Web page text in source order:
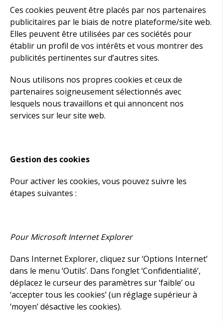
Ces cookies peuvent être placés par nos partenaires
publicitaires par le biais de notre plateforme/site web.
Elles peuvent être utilisées par ces sociétés pour
établir un profil de vos intérêts et vous montrer des
publicités pertinentes sur d’autres sites.
Nous utilisons nos propres cookies et ceux de
partenaires soigneusement sélectionnés avec
lesquels nous travaillons et qui annoncent nos
services sur leur site web.
Gestion des cookies
Pour activer les cookies, vous pouvez suivre les
étapes suivantes :
Pour Microsoft Internet Explorer
Dans Internet Explorer, cliquez sur ‘Options Internet’
dans le menu ‘Outils’. Dans l’onglet ‘Confidentialité’,
déplacez le curseur des paramètres sur ‘faible’ ou
‘accepter tous les cookies’ (un réglage supérieur à
‘moyen’ désactive les cookies).